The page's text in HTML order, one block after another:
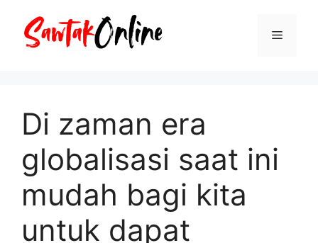
Menu
Di zaman era
globalisasi saat ini
mudah bagi kita
untuk dapat